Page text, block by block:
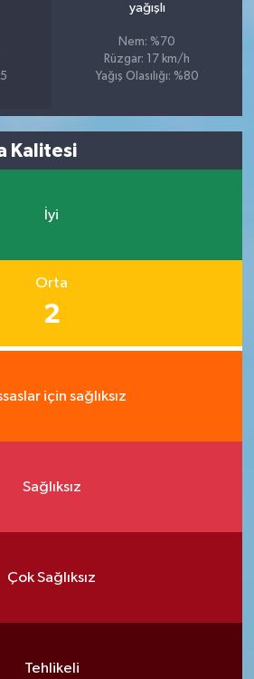
yağışlı
Nem: %70
Rüzgar: 17 km/h
Yağış Olasılığı: %80
Kalitesi
İyi
Orta
2
için sağlıksız
Sağlıksız
Çok Sağlıksız
Tehlikeli